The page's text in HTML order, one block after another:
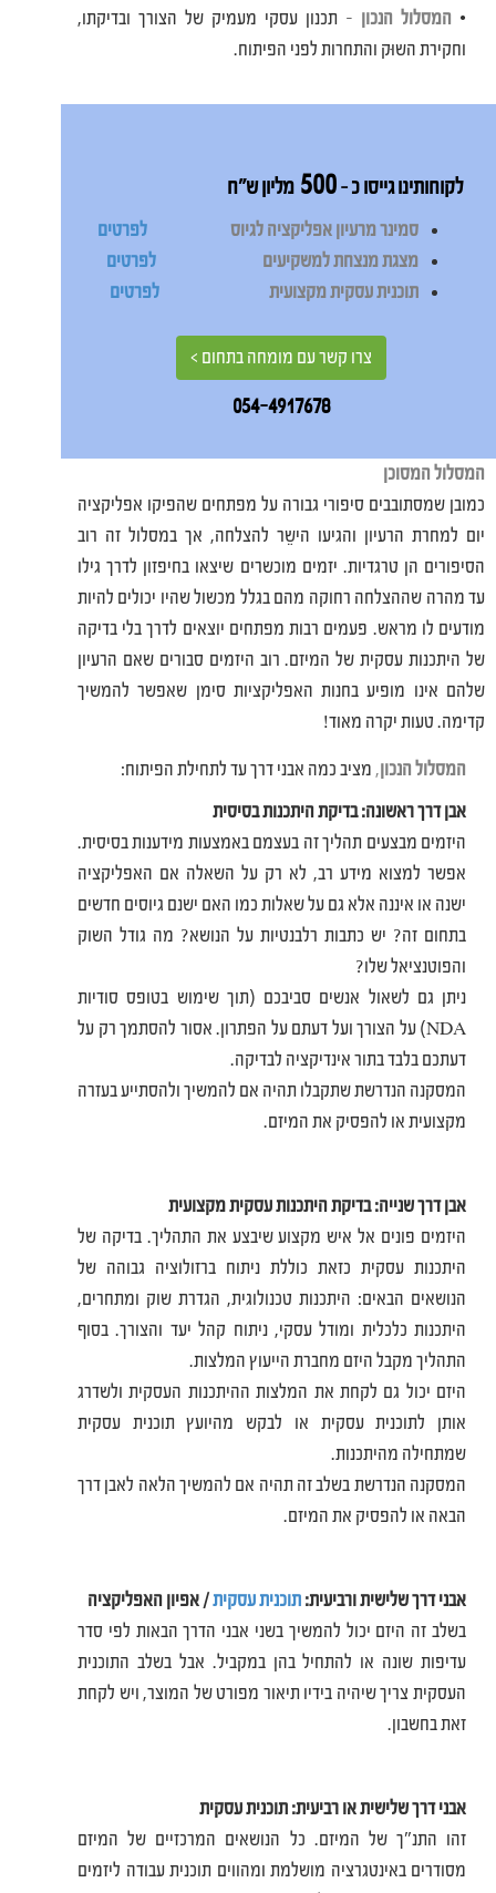
• המסלול הנכון – תכנון עסקי מעמיק של הצורך ובדיקתו,
וחקירת השוּק והתחרות לפני הפיתוח.
לקוחותינו גייסו כ –500 מליון ש"ח
סמינר מרעיון אפליקציה לגיוס לפרטים
מצגת מנצחת למשקיעים לפרטים
תוכנית עסקית מקצועית לפרטים
צרו קשר עם מומחה בתחום >
054-4917678
המסלול המסוכן
כמובן שמסתובבים סיפורי גבורה על מפתחים שהפיקו אפליקציה
יום למחרת הרעיון והגיעו הישֵר להצלחה, אך במסלול זה רוב
הסיפורים הן טרגדיות. יזמים מוכשרים שיצאו בחיפזון לדרך גילו
עד מהרה שההצלחה רחוקה מהם בגלל מכשול שהיו יכולים להיות
מודעים לו מראש. פעמים רבות מפתחים יוצאים לדרך בלי בדיקה
של היתכנות עסקית של המיזם. רוב היזמים סבורים שאם הרעיון
שלהם אינו מופיע בחנות האפליקציות סימן שאפשר להמשיך
קדימה. טעות יקרה מאוד!
המסלול הנכון, מציב כמה אבני דרך עד לתחילת הפיתוח:
אבן דרך ראשונה: בדיקת היתכנות בסיסית
היזמים מבצעים תהליך זה בעצמם באמצעות מידענות בסיסית.
אפשר למצוא מידע רב, לא רק על השאלה אם האפליקציה
ישנה או איננה אלא גם על שאלות כמו האם ישנם גיוסים חדשים
בתחום זה? יש כתבות רלבנטיות על הנושא? מה גודל השוק
והפוטנציאל שלו?
ניתן גם לשאול אנשים סביבכם (תוך שימוש בטופס סודיות
NDA) על הצורך ועל דעתם על הפתרון. אסור להסתמך רק על
דעתכם בלבד בתור אינדיקציה לבדיקה.
המסקנה הנדרשת שתקבלו תהיה אם להמשיך ולהסתייע בעזרה
מקצועית או להפסיק את המיזם.
אבן דרך שנייה: בדיקת היתכנות עסקית מקצועית
היזמים פונים אל איש מקצוע שיבצע את התהליך. בדיקה של
היתכנות עסקית כזאת כוללת ניתוח ברזולוציה גבוהה של
הנושאים הבאים: היתכנות טכנולוגית, הגדרת שוק ומתחרים,
היתכנות כלכלית ומודל עסקי, ניתוח קהל יעד והצורך. בסוף
התהליך מקבל היזם מחברת הייעוץ המלצות.
היזם יכול גם לקחת את המלצות ההיתכנות העסקית ולשדרג
אותן לתוכנית עסקית או לבקש מהיועץ תוכנית עסקית
שמתחילה מהיתכנות.
המסקנה הנדרשת בשלב זה תהיה אם להמשיך הלאה לאבן דרך
הבאה או להפסיק את המיזם.
אבני דרך שלישית ורביעית:תוכנית עסקית/ אפיון האפליקציה
בשלב זה היזם יכול להמשיך בשני אבני הדרך הבאות לפי סדר
עדיפות שונה או להתחיל בהן במקביל. אבל בשלב התוכנית
העסקית צריך שיהיה בידיו תיאור מפורט של המוצר, ויש לקחת
זאת בחשבון.
אבני דרך שלישית או רביעית: תוכנית עסקית
זהו התנ"ך של המיזם. כל הנושאים המרכזיים של המיזם
מסודרים באינטגרציה מושלמת ומהווים תוכנית עבודה ליזמים